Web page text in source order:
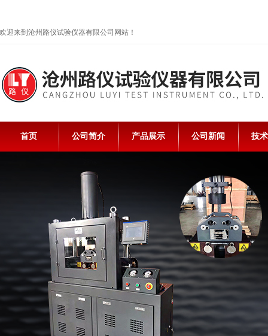
欢迎来到沧州路仪试验仪器有限公司网站！
首页 公司简介 产品展示 公司新闻 技